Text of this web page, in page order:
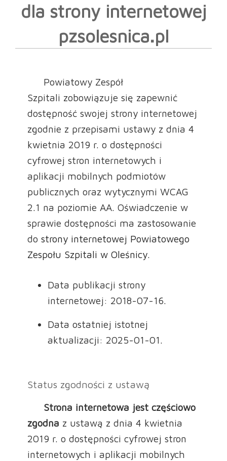
dla strony internetowej
pzsolesnica.pl
Powiatowy Zespół
Szpitali zobowiązuje się zapewnić
dostępność swojej strony internetowej
zgodnie z przepisami ustawy z dnia 4
kwietnia 2019 r. o dostępności
cyfrowej stron internetowych i
aplikacji mobilnych podmiotów
publicznych oraz wytycznymi WCAG
2.1 na poziomie AA. Oświadczenie w
sprawie dostępności ma zastosowanie
do strony internetowej Powiatowego
Zespołu Szpitali w Oleśnicy.
Data publikacji strony
internetowej: 2018-07-16.
Data ostatniej istotnej
aktualizacji: 2025-01-01.
Status zgodności z ustawą
Strona internetowa jest częściowo
zgodna z ustawą z dnia 4 kwietnia
2019 r. o dostępności cyfrowej stron
internetowych i aplikacji mobilnych